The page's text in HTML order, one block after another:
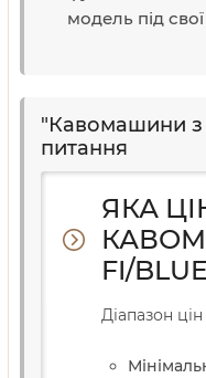
модель під
"Кавомашини з
питання
ЯКА
FI/
Діапазон